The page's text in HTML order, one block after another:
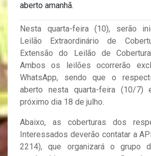
aberto amanhã.
Nesta quarta-feira (10), serão
Leilão Extraordinário de
Extensão do Leilão de
Ambos os leilões ocorrerão
WhatsApp, sendo que o
aberto nesta quarta-feira (10/7)
próximo dia 18 de julho.
Abaixo, as coberturas dos
Interessados deverão contatar a
2214), que organizará o grupo